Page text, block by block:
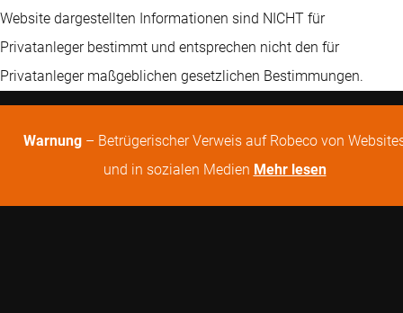
Website dargestellten Informationen sind NICHT für
Privatanleger bestimmt und entsprechen nicht den für
Privatanleger maßgeblichen gesetzlichen Bestimmungen.
Warnung – Betrügerischer Verweis auf Robeco von
und in sozialen Medien Mehr lesen